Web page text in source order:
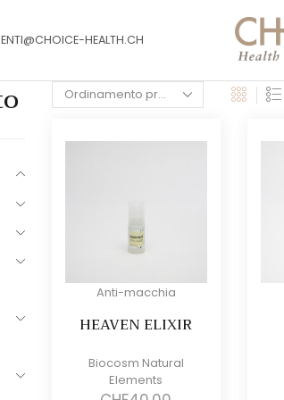
HEALTH.CH
Anti-macchia
HEAVEN ELIXIR
Biocosm Natural
Elements